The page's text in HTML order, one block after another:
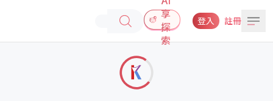
享
探
索
登入 註冊